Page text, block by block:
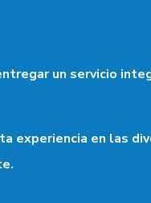
un servicio
experiencia en las